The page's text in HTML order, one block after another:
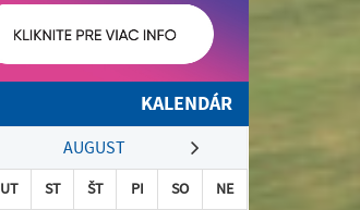
KALENDÁR
AUGUST
UT ST ŠT PI SO
NE